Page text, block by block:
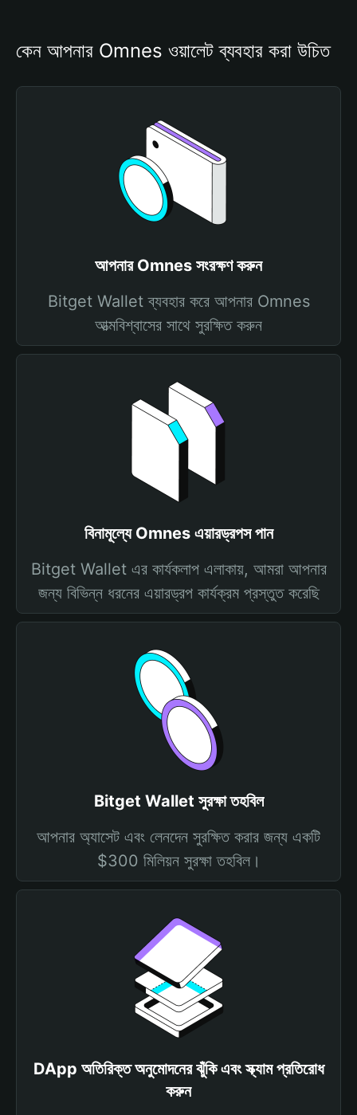
কেন আপনার Omnes ওয়ালেট ব্যবহার করা উচিত
আপনার Omnes সংরক্ষণ করুন
Bitget Wallet ব্যবহার করে আপনার Omnes
আত্মবিশ্বাসের সাথে সুরক্ষিত করুন
বিনামূল্যে Omnes এয়ারড্রপস পান
Bitget Wallet এর কার্যকলাপ এলাকায়, আমরা আপনার
জন্য বিভিন্ন ধরনের এয়ারড্রপ কার্যক্রম প্রস্তুত করেছি
Bitget Wallet সুরক্ষা তহবিল
আপনার অ্যাসেট এবং লেনদেন সুরক্ষিত করার জন্য একটি
$300 মিলিয়ন সুরক্ষা তহবিল।
DApp অতিরিক্ত অনুমোদনের ঝুঁকি এবং স্ক্যাম প্রতিরোধ
করুন